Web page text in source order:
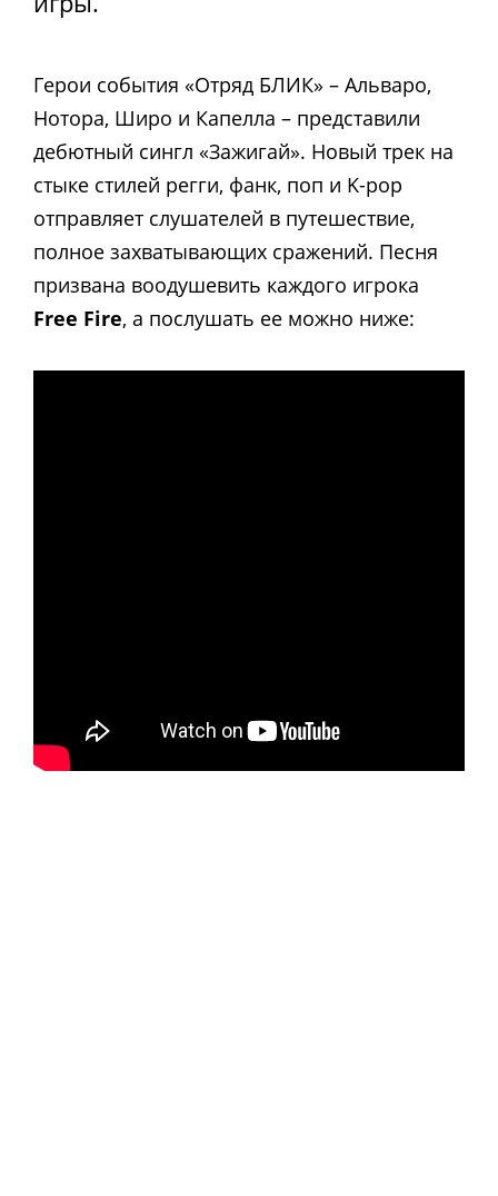
Герои события «Отряд БЛИК» – Альваро,
Нотора, Широ и Капелла – представили
дебютный сингл «Зажигай». Новый трек на
стыке стилей регги, фанк, поп и K-pop
отправляет слушателей в путешествие,
полное захватывающих сражений. Песня
призвана воодушевить каждого игрока
Free Fire, а послушать ее можно ниже: